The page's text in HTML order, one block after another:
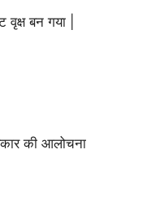
बन गया |
की आलोचना